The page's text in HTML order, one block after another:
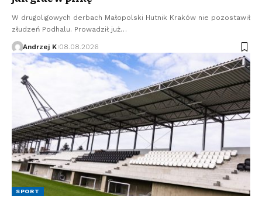
W drugoligowych derbach Małopolski Hutnik Kraków nie pozostawił
złudzeń Podhalu. Prowadził już…
Andrzej K 08.08.2026
SPORT